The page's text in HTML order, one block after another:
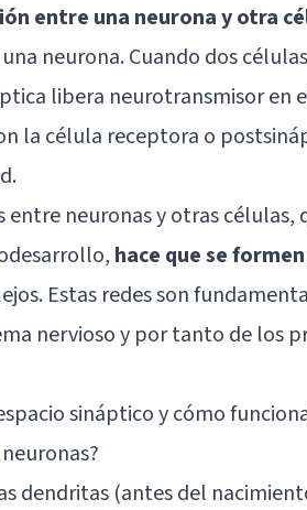
entre una neurona y otra
neurona. Cuando dos
libera neurotransmisor en
la célula receptora o
entre neuronas y otras células,
hace que se
Estas redes son
nervioso y por tanto de los
sináptico y cómo
dendritas (antes del